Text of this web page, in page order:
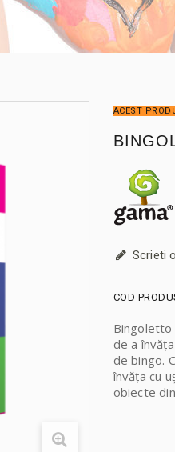
ACEST
Scrieti
COD
de a
de bingo.
învăța cu
obiecte